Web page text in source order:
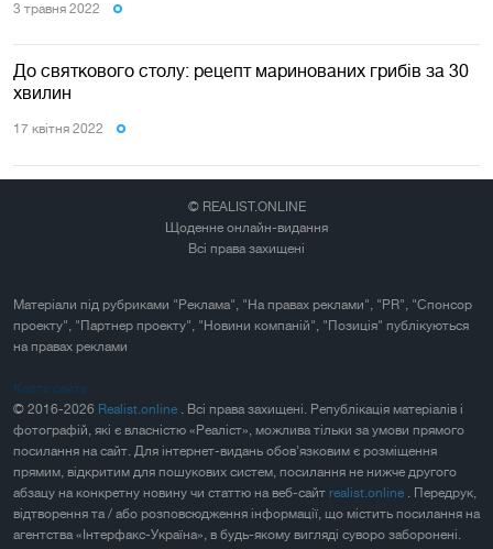
3 травня 2022
До святкового столу: рецепт маринованих грибів за 30
хвилин
17 квiтня 2022
© REALIST.ONLINE
Щоденне онлайн-видання
Всі права захищені
Матеріали під рубриками "Реклама", "На правах реклами", "PR", "Спонсор
проекту", "Партнер проекту", "Новини компаній", "Позиція" публікуються
на правах реклами
Карта сайта
© 2016-2026 Realist.online
. Всі права захищені. Републікація матеріалів і
фотографій, які є власністю «Реаліст», можлива тільки за умови прямого
посилання на сайт. Для інтернет-видань обов'язковим є розміщення
прямим, відкритим для пошукових систем, посилання не нижче другого
абзацу на конкретну новину чи статтю на веб-сайт realist.online
. Передрук,
відтворення та / або розповсюдження інформації, що містить посилання на
агентства «Інтерфакс-Україна», в будь-якому вигляді суворо заборонені.